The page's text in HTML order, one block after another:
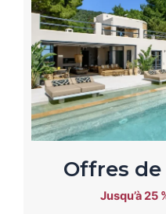
Offres
Jusqu’à 25